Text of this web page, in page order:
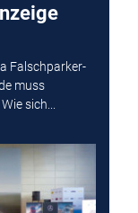
Falschparker-
muss
sich...